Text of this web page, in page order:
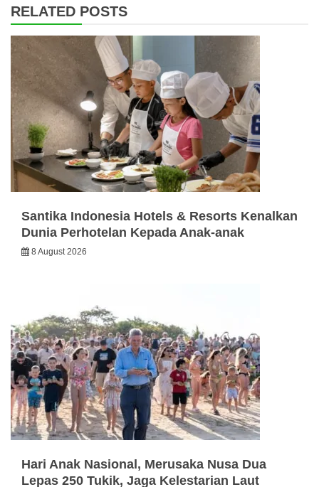
RELATED POSTS
Santika Indonesia Hotels & Resorts Kenalkan
Dunia Perhotelan Kepada Anak-anak
8 August 2026
Hari Anak Nasional, Merusaka Nusa Dua
Lepas 250 Tukik, Jaga Kelestarian Laut